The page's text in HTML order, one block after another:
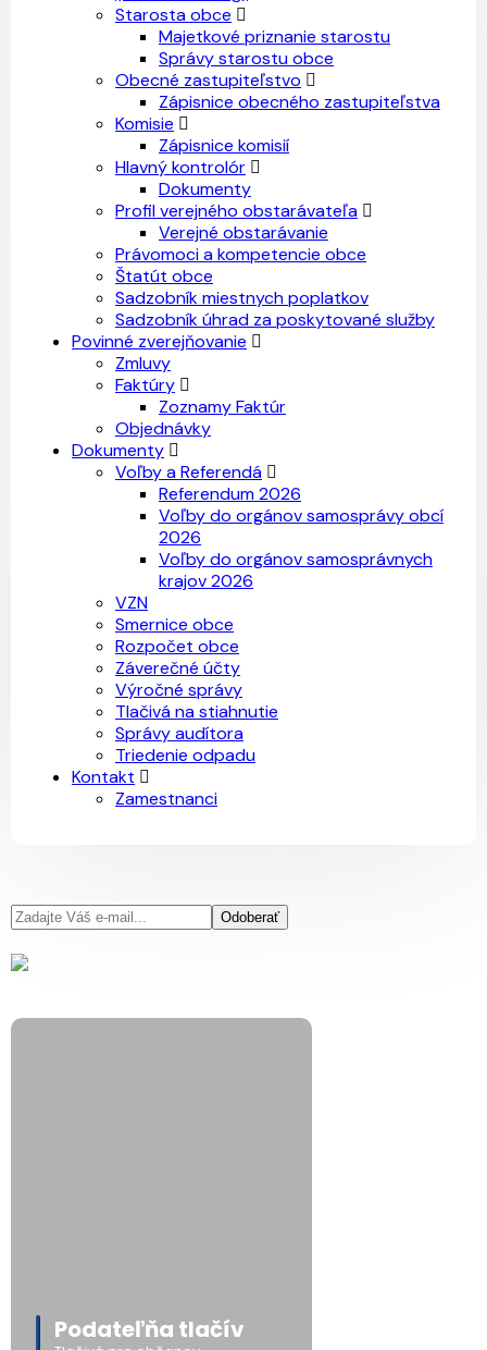
Starosta obce
Majetkové priznanie starostu
Správy starostu obce
Obecné zastupiteľstvo
Zápisnice obecného zastupiteľstva
Komisie
Zápisnice komisií
Hlavný kontrolór
Dokumenty
Profil verejného obstarávateľa
Verejné obstarávanie
Právomoci a kompetencie obce
Štatút obce
Sadzobník miestnych poplatkov
Sadzobník úhrad za poskytované služby
Povinné zverejňovanie
Zmluvy
Faktúry
Zoznamy Faktúr
Objednávky
Dokumenty
Voľby a Referendá
Referendum 2026
Voľby do orgánov samosprávy obcí
2026
Voľby do orgánov samosprávnych
krajov 2026
VZN
Smernice obce
Rozpočet obce
Záverečné účty
Výročné správy
Tlačivá na stiahnutie
Správy audítora
Triedenie odpadu
Kontakt
Zamestnanci
Odoberať
Podateľňa tlačív